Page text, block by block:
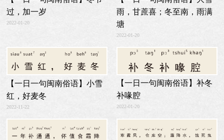
过，加一岁
2022-01-20
雨，甘蔗喜；冬至南，雨满
塘
2022-01-20
【一日一句闽南俗语】小雪
红，好麦冬
2022-11-22
【一日一句闽南俗语】补冬
补喙腔
2022-01-20